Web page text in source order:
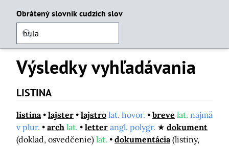
Obrátený slovník cudzích slov
Výsledky vyhľadávania
LISTINA
listina lajster lajstro lat. hovor. breve lat. najmä
v plur.
arch lat. letter angl. polygr.
dokument
(doklad, osvedčenie) lat. dokumentácia (listiny,